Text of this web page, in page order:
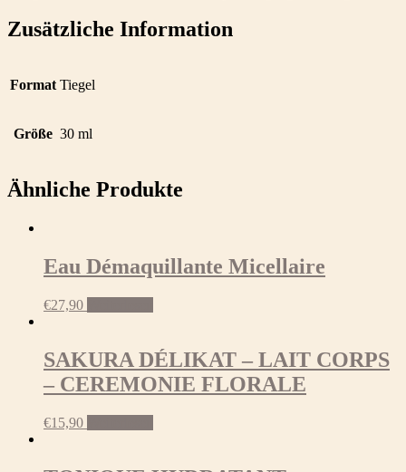
Zusätzliche Information
Format Tiegel
Größe 30 ml
Ähnliche Produkte
Eau Démaquillante Micellaire
€27,90
SAKURA DÉLIKAT – LAIT CORPS
– CEREMONIE FLORALE
€15,90